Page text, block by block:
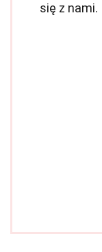
się z nami.